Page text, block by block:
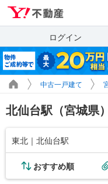
ログイン
中古一戸建て
北仙台駅（宮城県
東北｜北仙台駅
おすすめ順